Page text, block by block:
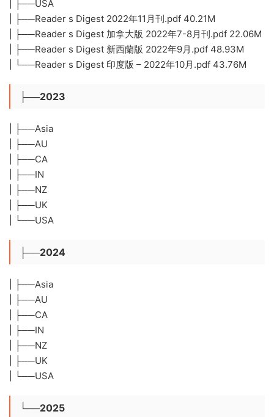
| ├──USA
| ├──Reader s Digest 2022年11月刊.pdf 40.21M
| ├──Reader s Digest 加拿大版 2022年7-8月刊.pdf 22.06M
| ├──Reader s Digest 新西蘭版 2022年9月.pdf 48.93M
| └──Reader s Digest 印度版 – 2022年10月.pdf 43.76M
├──2023
| ├──Asia
| ├──AU
| ├──CA
| ├──IN
| ├──NZ
| ├──UK
| └──USA
├──2024
| ├──Asia
| ├──AU
| ├──CA
| ├──IN
| ├──NZ
| ├──UK
| └──USA
└──2025